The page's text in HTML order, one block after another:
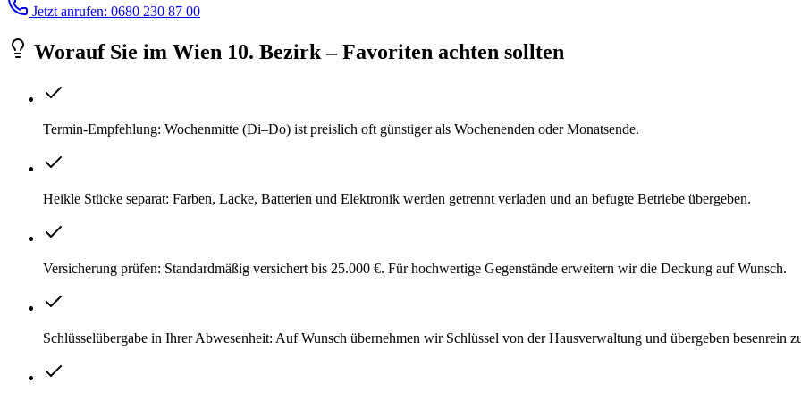
Jetzt anrufen: 0680 230 87 00
Worauf Sie im Wien 10. Bezirk – Favoriten achten sollten
Termin-Empfehlung: Wochenmitte (Di–Do) ist preislich oft günstiger als Wochenenden oder Monatsende.
Heikle Stücke separat: Farben, Lacke, Batterien und Elektronik werden getrennt verladen und an befugte Betriebe übergeben.
Versicherung prüfen: Standardmäßig versichert bis 25.000 €. Für hochwertige Gegenstände erweitern wir die Deckung auf Wunsch.
Schlüsselübergabe in Ihrer Abwesenheit: Auf Wunsch übernehmen wir Schlüssel von der Hausverwaltung und übergeben besenrein